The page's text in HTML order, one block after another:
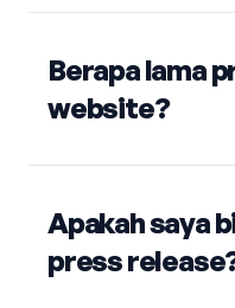
Berapa lama
website?
Apakah saya
press